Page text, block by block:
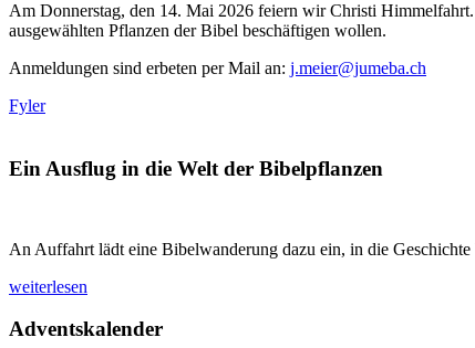
Am Donnerstag, den 14. Mai 2026 feiern wir Christi
ausgewählten Pflanzen der Bibel beschäftigen wollen.
Anmeldungen sind erbeten per Mail an: j.meier@jumeba.ch
Fyler
Ein Ausflug in die Welt der Bibelpflanzen
An Auffahrt lädt eine Bibelwanderung dazu ein, in die
weiterlesen
Adventskalender